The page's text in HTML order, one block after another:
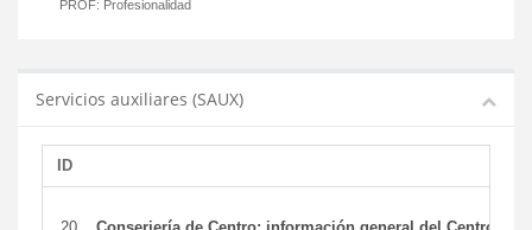
PROF: Profesionalidad
Servicios auxiliares (SAUX)
ID